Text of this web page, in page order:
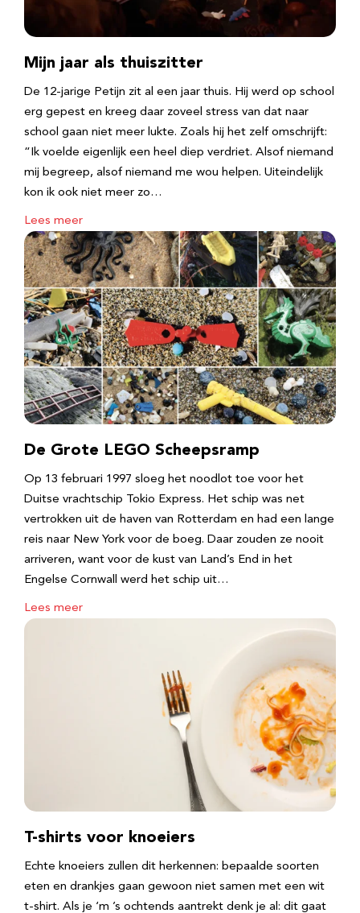
Mijn jaar als thuiszitter
De 12-jarige Petijn zit al een jaar thuis. Hij werd op school
erg gepest en kreeg daar zoveel stress van dat naar
school gaan niet meer lukte. Zoals hij het zelf omschrijft:
“Ik voelde eigenlijk een heel diep verdriet. Alsof niemand
mij begreep, alsof niemand me wou helpen. Uiteindelijk
kon ik ook niet meer zo…
Lees meer
De Grote LEGO Scheepsramp
Op 13 februari 1997 sloeg het noodlot toe voor het
Duitse vrachtschip Tokio Express. Het schip was net
vertrokken uit de haven van Rotterdam en had een lange
reis naar New York voor de boeg. Daar zouden ze nooit
arriveren, want voor de kust van Land’s End in het
Engelse Cornwall werd het schip uit…
Lees meer
T-shirts voor knoeiers
Echte knoeiers zullen dit herkennen: bepaalde soorten
eten en drankjes gaan gewoon niet samen met een wit
t-shirt. Als je ‘m ’s ochtends aantrekt denk je al: dit gaat